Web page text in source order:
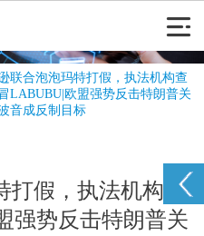
联合泡泡玛特打假，执法机构查
LABUBU|欧盟强势反击特朗普关
音成反制目标
打假，执法机构查
强势反击特朗普关